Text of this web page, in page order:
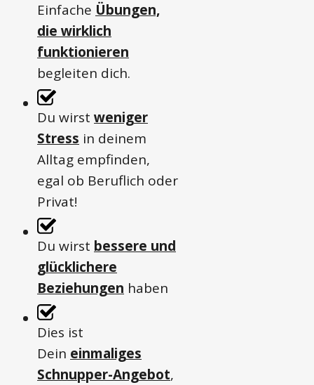
Einfache Übungen,
die wirklich
funktionieren
begleiten dich.
Du wirst weniger
Stress in deinem
Alltag empfinden,
egal ob Beruflich oder
Privat!
Du wirst bessere und
glücklichere
Beziehungen haben
Dies ist
Dein einmaliges
Schnupper-Angebot,